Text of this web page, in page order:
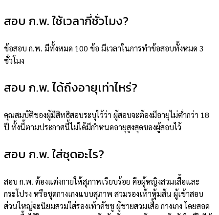
สอบ ก.พ. ใช้เวลากี่ชั่วโมง?
ข้อสอบ ก.พ. มีทั้งหมด 100 ข้อ มีเวลาในการทำข้อสอบทั้งหมด 3
ชั่วโมง
สอบ ก.พ. ได้ถึงอายุเท่าไหร่?
คุณสมบัติของผู้มีสิทธิสอบระบุไว้ว่า ผู้สอบจะต้องมีอายุไม่ต่ำกว่า 18
ปี ทั้งนี้ตามประกาศนี้ไม่ได้มีกำหนดอายุสูงสุดของผู้สอบไว้
สอบ ก.พ. ใส่ชุดอะไร?
สอบ ก.พ. ต้องแต่งกายให้สุภาพเรียบร้อย คือผู้หญิงสวมเสื้อและ
กระโปรง หรือชุดกางเกงแบบสุภาพ สวมรองเท้าหุ้มส้น ผู้เข้าสอบ
ส่วนใหญ่จะนิยมสวมใส่รองเท้าคัชชู ผู้ชายสวมเสื้อ กางเกง โดยสอด